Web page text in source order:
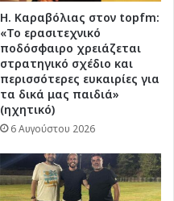
Η. Καραβόλιας στον topfm:
«Το ερασιτεχνικό
ποδόσφαιρο χρειάζεται
στρατηγικό σχέδιο και
περισσότερες ευκαιρίες για
τα δικά μας παιδιά»
(ηχητικό)
6 Αυγούστου 2026